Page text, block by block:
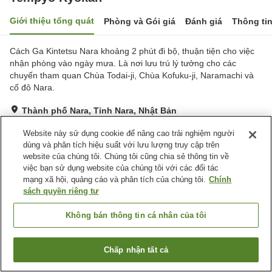
Giới thiệu tổng quát Phòng và Gói giá Đánh giá Thông
Cách Ga Kintetsu Nara khoảng 2 phút đi bộ, thuận tiện cho việc
nhận phòng vào ngày mưa. Là nơi lưu trú lý tưởng cho các
chuyến tham quan Chùa Todai-ji, Chùa Kofuku-ji, Naramachi và
cố đô Nara.
Thành phố Nara, Tỉnh Nara, Nhật Bản
Rất tốt Đánh giá:37lượt
Tiện nghi chỗ nghỉ
Wi-Fi
Trang chủ Nhật Bản Tỉnh Nara
Thành phố Nara
Tìm phòng trống
Website này sử dụng cookie để nâng cao trải nghiệm người
dùng và phân tích hiệu suất với lưu lượng truy cập trên
website của chúng tôi. Chúng tôi cũng chia sẻ thông tin về
việc bạn sử dụng website của chúng tôi với các đối tác
mạng xã hội, quảng cáo và phân tích của chúng tôi. Chính
sách quyền riêng tư
Không bán thông tin cá nhân của tôi
Chấp nhận tất cả